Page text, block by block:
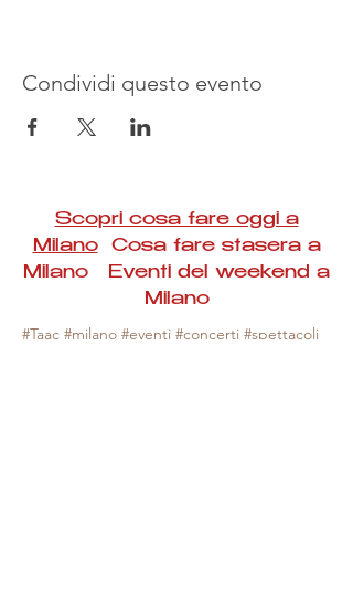
Condividi questo evento
Scopri cosa fare oggi a
MilanoCosa fare stasera a
Milano Eventi del weekend a
Milano
#Taac #milano #eventi #concerti #spettacoli